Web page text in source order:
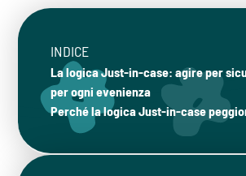
INDICE
La logica Just-in-case: agire per
per ogni evenienza
Perché la logica Just-in-case